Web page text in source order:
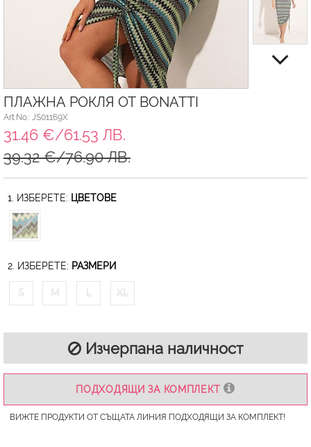
ПЛАЖНА РОКЛЯ ОТ BONATTI
Art.No.: JS01169X
31.46 €/61.53 ЛВ.
39.32 €/76.90 ЛВ.
1. ИЗБЕРЕТЕ: ЦВЕТОВЕ
2. ИЗБЕРЕТЕ: РАЗМЕРИ
S M L XL
Изчерпана наличност
ПОДХОДЯЩИ ЗА КОМПЛЕКТ
ВИЖТЕ ПРОДУКТИ ОТ СЪЩАТА ЛИНИЯ ПОДХОДЯЩИ ЗА КОМПЛЕКТ!